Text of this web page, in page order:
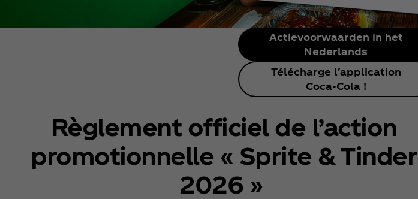
Actievoorwaarden in het
Nederlands
Télécharge l'application
Coca‑Cola !
Règlement officiel de l’action
promotionnelle « Sprite & Tinder
2026 »